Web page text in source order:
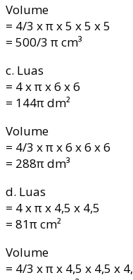
Volume
= 4/3 x π x 5 x 5 x 5
= 500/3 π cm³
c. Luas
= 4 x π x 6 x 6
= 144π dm²
Volume
= 4/3 x π x 6 x 6 x 6
= 288π dm³
d. Luas
= 4 x π x 4,5 x 4,5
= 81π cm²
Volume
= 4/3 x π x 4,5 x 4,5 x